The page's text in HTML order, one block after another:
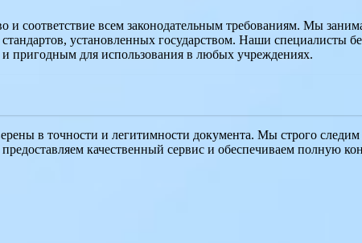
и соответствие всем законодательным требованиям. Мы
установленных государством. Наши специалисты
пригодным для использования в любых учреждениях.
в точности и легитимности документа. Мы строго следим
качественный сервис и обеспечиваем полную